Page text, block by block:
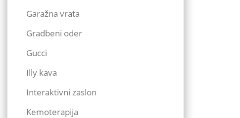
Garažna vrata
Gradbeni oder
Gucci
Illy kava
Interaktivni zaslon
Kemoterapija